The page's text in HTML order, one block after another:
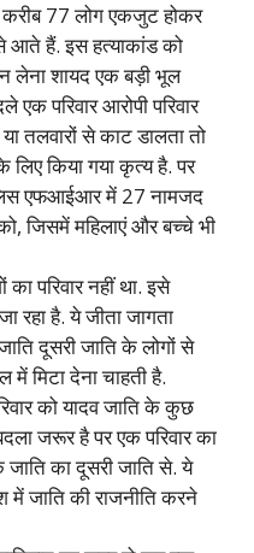
करीब 77 लोग एकजुट होकर
आते हैं. इस हत्याकांड को
लेना शायद एक बड़ी भूल
एक परिवार आरोपी परिवार
तलवारों से काट डालता तो
किया गया कृत्य है. पर
एफआईआर में 27 नामजद
जिसमें महिलाएं और बच्चे भी
परिवार नहीं था. इसे
रहा है. ये जीता जागता
दूसरी जाति के लोगों से
मिटा देना चाहती है.
को यादव जाति के कुछ
जरूर है पर एक परिवार का
जाति का दूसरी जाति से. ये
में जाति की राजनीति करने